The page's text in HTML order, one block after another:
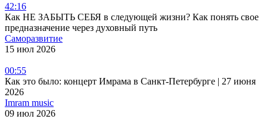
42:16
Как НЕ ЗАБЫТЬ СЕБЯ в следующей жизни? Как понять свое
предназначение через духовный путь
Саморазвитие
15 июл 2026
00:55
Как это было: концерт Имрама в Санкт-Петербурге | 27 июня
2026
Imram music
09 июл 2026